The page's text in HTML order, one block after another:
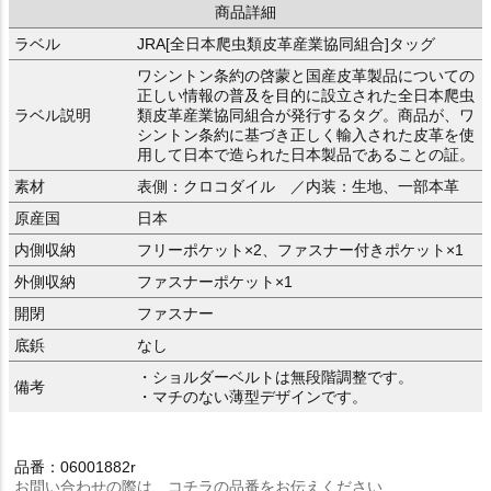
商品詳細
ラベル
JRA[全日本爬虫類皮革産業協同組合]タッグ
ラベル説明
ワシントン条約の啓蒙と国産皮革製品についての
正しい情報の普及を目的に設立された全日本爬虫
類皮革産業協同組合が発行するタグ。商品が、ワ
シントン条約に基づき正しく輸入された皮革を使
用して日本で造られた日本製品であることの証。
素材
表側：クロコダイル ／内装：生地、一部本革
原産国
日本
内側収納
フリーポケット×2、ファスナー付きポケット×1
外側収納
ファスナーポケット×1
開閉
ファスナー
底鋲
なし
備考
・ショルダーベルトは無段階調整です。
・マチのない薄型デザインです。
品番：06001882r
お問い合わせの際は、コチラの品番をお伝えください